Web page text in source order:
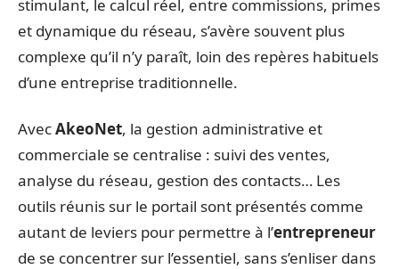
stimulant, le calcul réel, entre commissions, primes
et dynamique du réseau, s’avère souvent plus
complexe qu’il n’y paraît, loin des repères habituels
d’une entreprise traditionnelle.
AvecAkeoNet, la gestion administrative et
commerciale se centralise : suivi des ventes,
analyse du réseau, gestion des contacts… Les
outils réunis sur le portail sont présentés comme
autant de leviers pour permettre à l’entrepreneur
de se concentrer sur l’essentiel, sans s’enliser dans